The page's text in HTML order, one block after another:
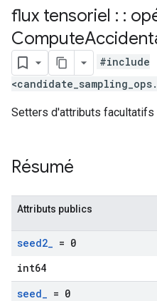
flux tensoriel : :
Compute
#include
Setters d'attributs facultatifs
Résumé
Attributs publics
seed2_ = 0
int64
seed_ = 0